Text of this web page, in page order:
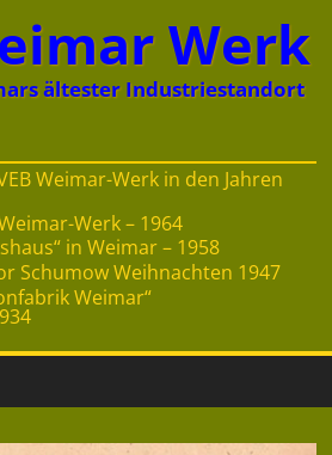
Werk
ältester Industriestandort
Weimar-Werk in den Jahren
Werk – 1964
in Weimar – 1958
Schumow Weihnachten 1947
Weimar“